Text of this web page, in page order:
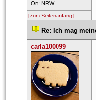
Ort: NRW
[zum Seitenanfang]
Re: Ich mag
carla100099